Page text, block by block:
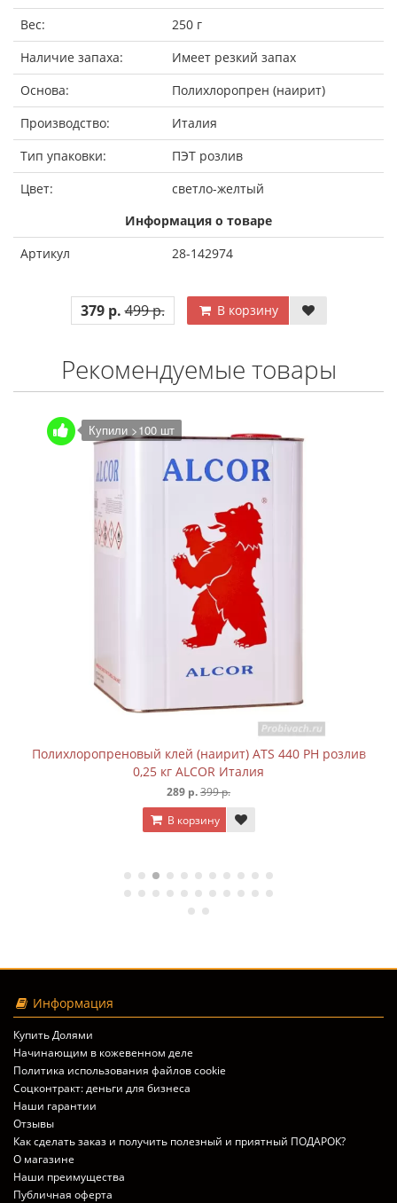
Вес:
250 г
Наличие запаха:
Имеет резкий запах
Основа:
Полихлоропрен (наирит)
Производство:
Италия
Тип упаковки:
ПЭТ розлив
Цвет:
светло-желтый
Информация о товаре
Артикул
28-142974
379 р. 499 р. В корзину
Рекомендуемые товары
Купили >100 шт
Полихлоропреновый клей (наирит) ATS 440 PH розлив
0,25 кг ALCOR Италия
289 р.399 р.
В корзину
Информация
Купить Долями
Начинающим в кожевенном деле
Политика использования файлов cookie
Соцконтракт: деньги для бизнеса
Наши гарантии
Отзывы
Как сделать заказ и получить полезный и приятный ПОДАРОК?
О магазине
Наши преимущества
Публичная оферта